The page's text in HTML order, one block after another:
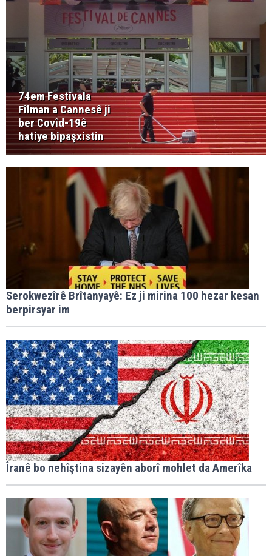
74em Festîvala
Fîlman a Cannesê ji
ber Covîd-19ê
hatiye bipaşxistin
Serokwezîrê Brîtanyayê: Ez ji mirina 100 hezar kesan
berpirsyar im
Îranê bo nehîştina sizayên aborî mohlet da Amerîka